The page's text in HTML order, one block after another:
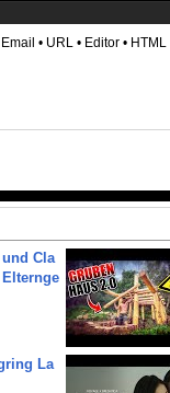
Email • URL • Editor • HTML
Cla
La